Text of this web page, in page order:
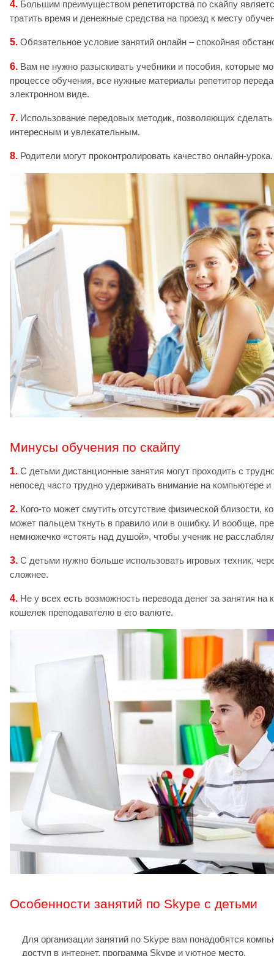
4. Большим преимуществом репетиторства по скайпу
тратить время и денежные средства на проезд к месту
5. Обязательное условие занятий онлайн – спокойная
6. Вам не нужно разыскивать учебники и пособия, которые
процессе обучения, все нужные материалы репетитор
электронном виде.
7. Использование передовых методик, позволяющих
интересным и увлекательным.
8. Родители могут проконтролировать качество онлайн-урока.
Минусы обучения по скайпу
1. С детьми дистанционные занятия могут проходить с
непосед часто трудно удерживать внимание на компьютере и
2. Кого-то может смутить отсутствие физической близости,
может пальцем ткнуть в правило или в ошибку. И вообще,
немножечко «стоять над душой», чтобы ученик не
3. С детьми нужно больше использовать игровых техник,
сложнее.
4. Не у всех есть возможность перевода денег за занятия на
кошелек преподавателю в его валюте.
Особенности занятий по Skype с детьми
Для организации занятий по Skype вам понадобятся
доступ в интернет, программа Skype и уютное место.